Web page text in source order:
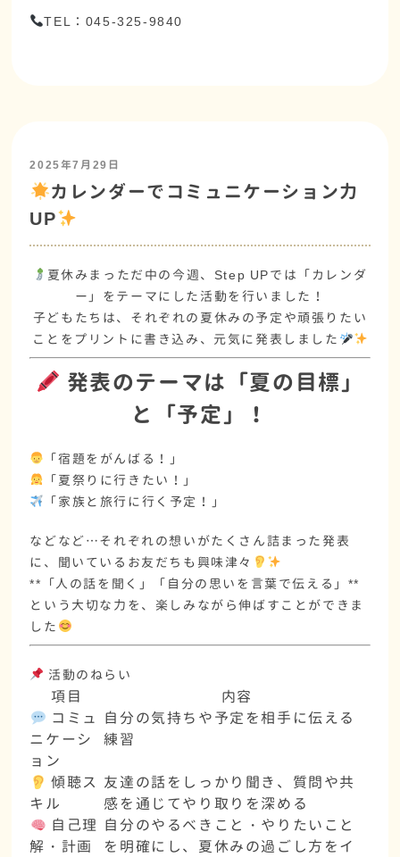
TEL：045-325-9840
2025年7月29日
カレンダーでコミュニケーション力
UP
夏休みまっただ中の今週、 Step UPでは「カレンダ
ー」をテーマにした活動を行いました ！
子どもたちは、それぞれの 夏休みの予定や頑張りたい
こと をプリントに書き込み、元気に発表しました
発表のテーマは「夏の目標」
と「予定」！
「宿題をがんばる！ 」
「夏祭りに行きたい！ 」
「家族と旅行に行く予定！ 」
などなど…それぞれの想いがたくさん詰まった発表
に、聞いているお友だちも興味津々
**「人の話を聞く」「自分の思いを言葉で伝える」**
という大切な力を、楽しみながら伸ばすことができま
した
活動のねらい
項目
内容
コミュ
ニケーシ
ョン
自分の気持ちや予定を相手に伝える
練習
傾聴ス
キル
友達の話をしっかり聞き、質問や共
感を通じてやり取りを深める
自己理
解・計画
自分のやるべきこと・やりたいこと
を明確にし、夏休みの過ごし方をイ